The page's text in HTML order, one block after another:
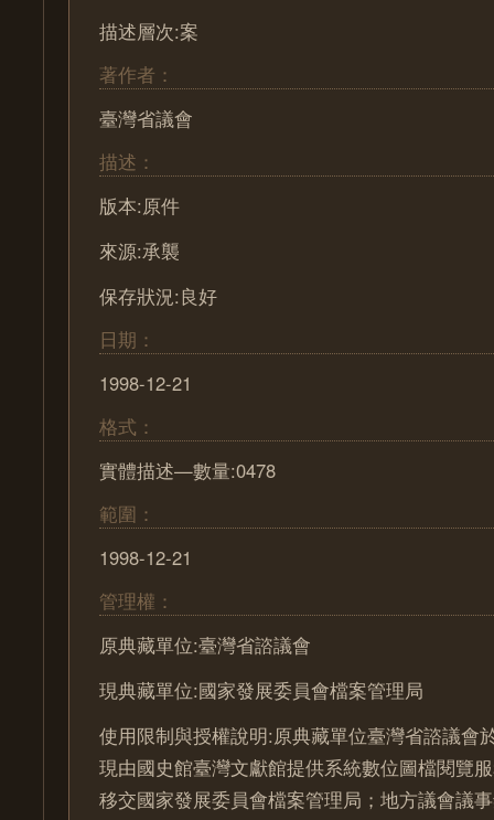
描述層次:案
著作者：
臺灣省議會
描述：
版本:原件
來源:承襲
保存狀況:良好
日期：
1998-12-21
格式：
實體描述—數量:0478
範圍：
1998-12-21
管理權：
原典藏單位:臺灣省諮議會
現典藏單位:國家發展委員會檔案管理局
使用限制與授權說明:原典藏單位臺灣省諮議會
現由國史館臺灣文獻館提供系統數位圖檔閱覽
移交國家發展委員會檔案管理局；地方議會議